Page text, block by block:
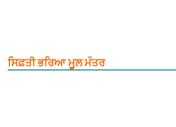
ਸਿਫ਼ਤੀ ਭਰਿਆ ਮੂ਼ਲ ਮੰਤਰ